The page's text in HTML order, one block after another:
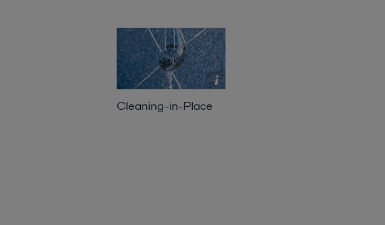
Cleaning-in-Place